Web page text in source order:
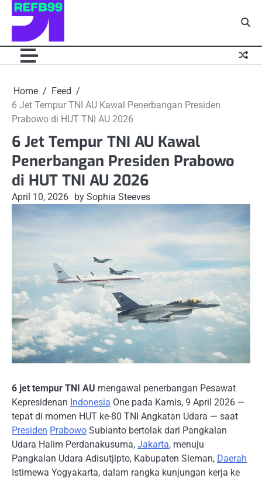
Skip
Home
Feed
6 Jet Tempur TNI AU Kawal Penerbangan Presiden
Prabowo di HUT TNI AU 2026
6 Jet Tempur TNI AU Kawal
Penerbangan Presiden Prabowo
di HUT TNI AU 2026
April 10, 2026 by Sophia Steeves
6 jet tempur TNI AU mengawal penerbangan Pesawat
Kepresidenan Indonesia One pada Kamis, 9 April 2026 —
tepat di momen HUT ke-80 TNI Angkatan Udara — saat
Presiden Prabowo Subianto bertolak dari Pangkalan
Udara Halim Perdanakusuma, Jakarta, menuju
Pangkalan Udara Adisutjipto, Kabupaten Sleman, Daerah
Istimewa Yogyakarta, dalam rangka kunjungan kerja ke